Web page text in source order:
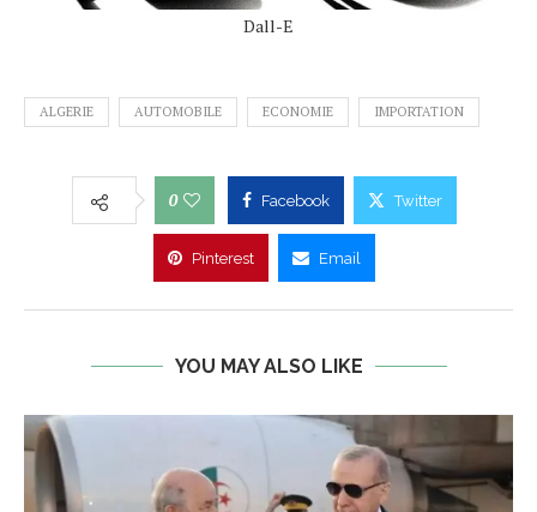
Dall-E
ALGERIE AUTOMOBILE ECONOMIE IMPORTATION
0 Facebook Twitter
Pinterest Email
YOU MAY ALSO LIKE